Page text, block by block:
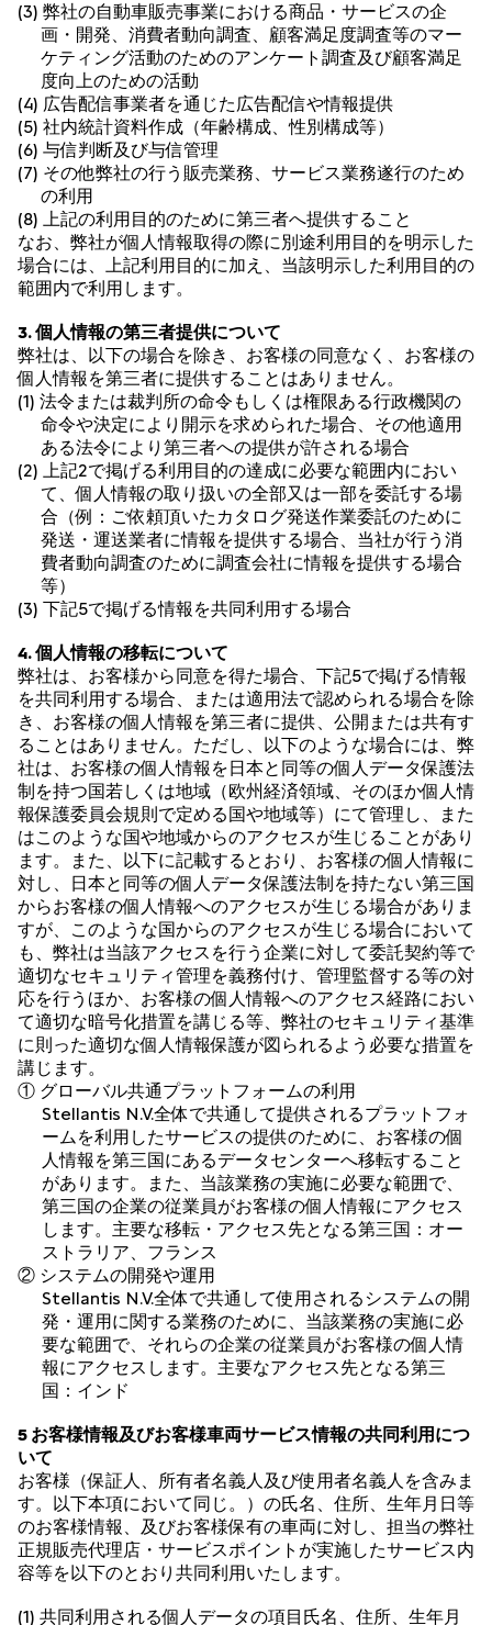
(3) 弊社の自動車販売事業における商品・サービスの企
画・開発、消費者動向調査、顧客満足度調査等のマー
ケティング活動のためのアンケート調査及び顧客満足
度向上のための活動
(4) 広告配信事業者を通じた広告配信や情報提供
(5) 社内統計資料作成（年齢構成、性別構成等）
(6) 与信判断及び与信管理
(7) その他弊社の行う販売業務、サービス業務遂行のため
の利用
(8) 上記の利用目的のために第三者へ提供すること
なお、弊社が個人情報取得の際に別途利用目的を明示した
場合には、上記利用目的に加え、当該明示した利用目的の
範囲内で利用します。
3. 個人情報の第三者提供について
弊社は、以下の場合を除き、お客様の同意なく、お客様の
個人情報を第三者に提供することはありません。
(1) 法令または裁判所の命令もしくは権限ある行政機関の
命令や決定により開示を求められた場合、その他適用
ある法令により第三者への提供が許される場合
(2) 上記2で掲げる利用目的の達成に必要な範囲内におい
て、個人情報の取り扱いの全部又は一部を委託する場
合（例：ご依頼頂いたカタログ発送作業委託のために
発送・運送業者に情報を提供する場合、当社が行う消
費者動向調査のために調査会社に情報を提供する場合
等）
(3) 下記5で掲げる情報を共同利用する場合
4. 個人情報の移転について
弊社は、お客様から同意を得た場合、下記5で掲げる情報
を共同利用する場合、または適用法で認められる場合を除
き、お客様の個人情報を第三者に提供、公開または共有す
ることはありません。ただし、以下のような場合には、弊
社は、お客様の個人情報を日本と同等の個人データ保護法
制を持つ国若しくは地域（欧州経済領域、そのほか個人情
報保護委員会規則で定める国や地域等）にて管理し、また
はこのような国や地域からのアクセスが生じることがあり
ます。また、以下に記載するとおり、お客様の個人情報に
対し、日本と同等の個人データ保護法制を持たない第三国
からお客様の個人情報へのアクセスが生じる場合がありま
すが、このような国からのアクセスが生じる場合において
も、弊社は当該アクセスを行う企業に対して委託契約等で
適切なセキュリティ管理を義務付け、管理監督する等の対
応を行うほか、お客様の個人情報へのアクセス経路におい
て適切な暗号化措置を講じる等、弊社のセキュリティ基準
に則った適切な個人情報保護が図られるよう必要な措置を
講じます。
① グローバル共通プラットフォームの利用
Stellantis N.V.全体で共通して提供されるプラットフォ
ームを利用したサービスの提供のために、お客様の個
人情報を第三国にあるデータセンターへ移転すること
があります。また、当該業務の実施に必要な範囲で、
第三国の企業の従業員がお客様の個人情報にアクセス
します。主要な移転・アクセス先となる第三国：オー
ストラリア、フランス
② システムの開発や運用
Stellantis N.V.全体で共通して使用されるシステムの開
発・運用に関する業務のために、当該業務の実施に必
要な範囲で、それらの企業の従業員がお客様の個人情
報にアクセスします。主要なアクセス先となる第三
国：インド
5 お客様情報及びお客様車両サービス情報の共同利用につ
いて
お客様（保証人、所有者名義人及び使用者名義人を含みま
す。以下本項において同じ。）の氏名、住所、生年月日等
のお客様情報、及びお客様保有の車両に対し、担当の弊社
正規販売代理店・サービスポイントが実施したサービス内
容等を以下のとおり共同利用いたします。
(1) 共同利用される個人データの項目氏名、住所、生年月